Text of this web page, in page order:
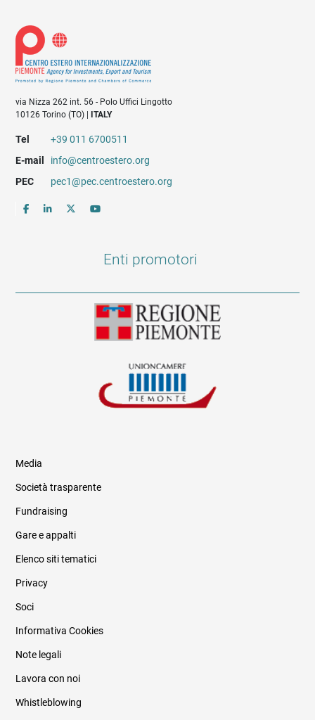
via Nizza 262 int. 56 - Polo Uffici Lingotto
10126 Torino (TO) |
ITALY
Tel
+39 011 6700511
E-mail
info@centroestero.org
PEC
pec1@pec.centroestero.org
Enti promotori
Informazioni legali e trasparenza
Media
Società trasparente
Fundraising
Gare e appalti
Elenco siti tematici
Privacy
Soci
Informativa Cookies
Note legali
Lavora con noi
Whistleblowing